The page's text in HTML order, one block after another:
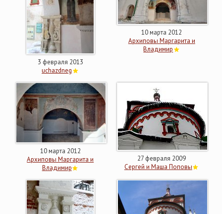
3 февраля 2013
uchazdneg
10 марта 2012
Архиповы Маргарита и
Владимир
10 марта 2012
Архиповы Маргарита и
Владимир
27 февраля 2009
Сергей и Маша Поповы